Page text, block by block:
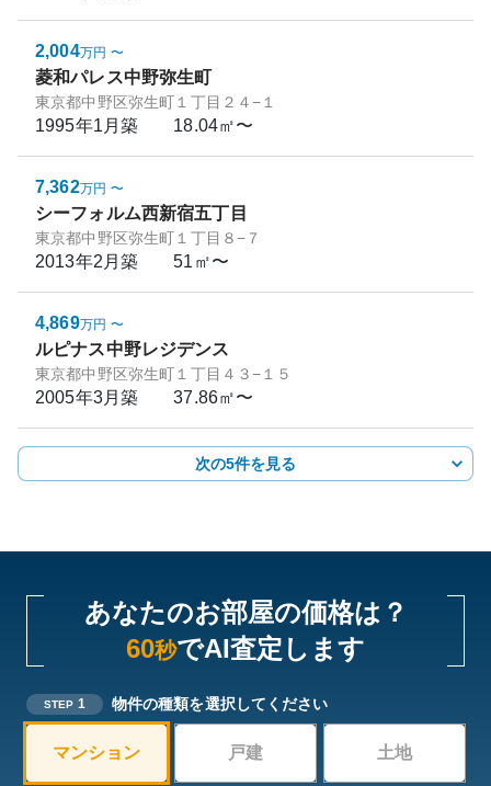
2,004万円 〜
菱和パレス中野弥生町
東京都中野区弥生町１丁目２４−１
1995年1月築 18.04㎡〜
7,362万円 〜
シーフォルム西新宿五丁目
東京都中野区弥生町１丁目８−７
2013年2月築 51㎡〜
4,869万円 〜
ルピナス中野レジデンス
東京都中野区弥生町１丁目４３−１５
2005年3月築 37.86㎡〜
次の5件を見る
あなたのお部屋の価格は？
60秒でAI査定します
STEP 1 物件の種類を選択してください
マンション 戸建 土地